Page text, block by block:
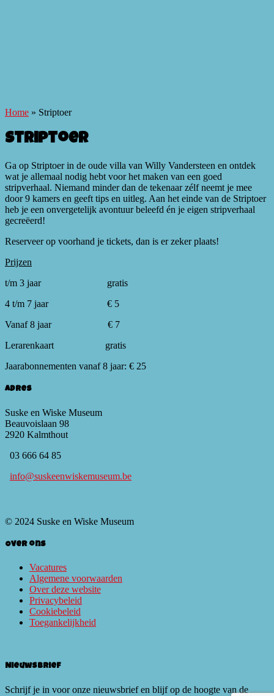
Home » Striptoer
Striptoer
Ga op Striptoer in de oude villa van Willy Vandersteen en ontdek
wat je allemaal nodig hebt voor het maken van een goed
stripverhaal. Niemand minder dan de tekenaar zélf neemt je mee
door 9 kamers en geeft tips en uitleg. Aan het einde van de Striptoer
heb je een onvergetelijk avontuur beleefd én je eigen stripverhaal
gecreëerd!
Reserveer op voorhand je tickets, dan is er zeker plaats!
Prijzen
t/m 3 jaar gratis
4 t/m 7 jaar € 5
Vanaf 8 jaar € 7
Lerarenkaart gratis
Jaarabonnementen vanaf 8 jaar: € 25
Adres
Suske en Wiske Museum
Beauvoislaan 98
2920 Kalmthout
03 666 64 85
info@suskeenwiskemuseum.be
© 2024 Suske en Wiske Museum
Over ons
Vacatures
Algemene voorwaarden
Over deze website
Privacybeleid
Cookiebeleid
Toegankelijkheid
Nieuwsbrief
Schrijf je in voor onze nieuwsbrief en blijf op de hoogte van de